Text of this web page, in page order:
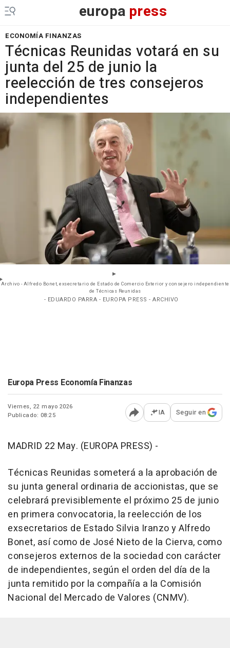
europa press
ECONOMÍA FINANZAS
Técnicas Reunidas votará en su
junta del 25 de junio la
reelección de tres consejeros
independientes
Archivo - Alfredo Bonet, exsecretario de Estado de Comercio Exterior y consejero independiente
de Técnicas Reunidas
- EDUARDO PARRA - EUROPA PRESS - ARCHIVO
Europa Press Economía Finanzas
Viernes, 22 mayo 2026
Publicado: 08:25
Abrir opciones para
IA Seguir en
MADRID 22 May. (EUROPA PRESS) -
Técnicas Reunidas someterá a la aprobación de
su junta general ordinaria de accionistas, que se
celebrará previsiblemente el próximo 25 de junio
en primera convocatoria, la reelección de los
exsecretarios de Estado Silvia Iranzo y Alfredo
Bonet, así como de José Nieto de la Cierva, como
consejeros externos de la sociedad con carácter
de independientes, según el orden del día de la
junta remitido por la compañía a la Comisión
Nacional del Mercado de Valores (CNMV).